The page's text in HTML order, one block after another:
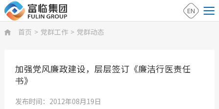
EN
 首页 > 党群工作 > 党群动态
加强党风廉政建设，层层签订《廉洁行医责任
书》
发布时间：2012年08月19日